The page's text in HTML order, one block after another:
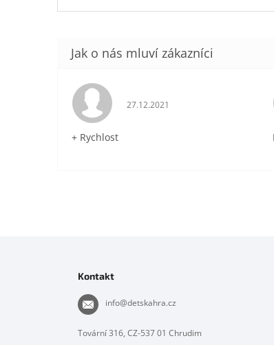
Hodnocení obchodu je 5 z 5
27.12.2021
+ Rychlost
Kontakt
info@detskahra.cz
Tovární 316, CZ-537 01 Chrudim